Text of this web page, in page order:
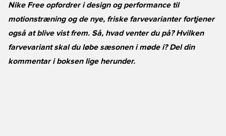
Nike Free opfordrer i design og performance til
motionstræning og de nye, friske farvevarianter fortjener
også at blive vist frem. Så, hvad venter du på? Hvilken
farvevariant skal du løbe sæsonen i møde i? Del din
kommentar i boksen lige herunder.